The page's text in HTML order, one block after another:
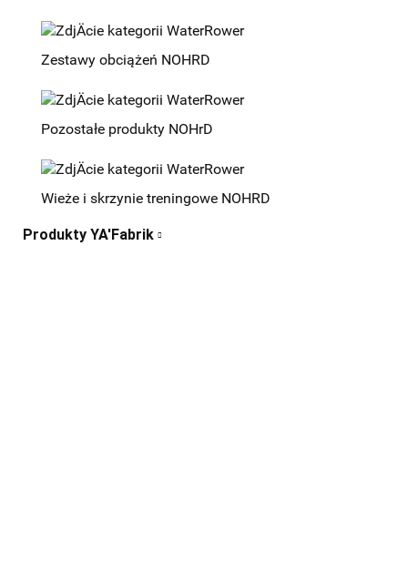
Zestawy obciążeń NOHRD
Pozostałe produkty NOHrD
Wieże i skrzynie treningowe NOHRD
Produkty YA'Fabrik